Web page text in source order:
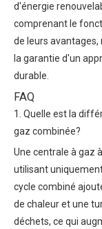
d'énergie
comprenant le
de leurs avantages,
la garantie d'un
durable.
FAQ
1. Quelle est la
gaz combinée?
Une centrale à gaz
utilisant
cycle combiné
de chaleur et une
déchets, ce qui